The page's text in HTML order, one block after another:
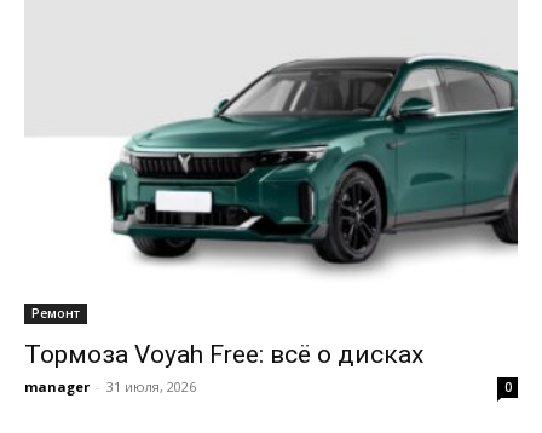
Ремонт
Тормоза Voyah Free: всё о дисках
manager - 31 июля, 2026 0